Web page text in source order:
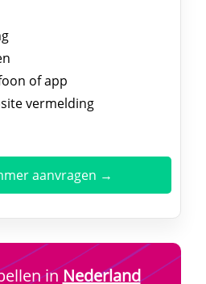
of app
vermelding
aanvragen →
inNederland